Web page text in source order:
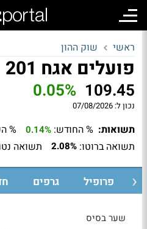
ראשי שוק ההון
פועלים אגח 201
109.45
0.05%
נכון ל: 07/08/2026
תשואות: % החודש: 0.14%
%
תשואה ברוטו: 2.08% תשואה
פרופיל גרפים
שער בסיס